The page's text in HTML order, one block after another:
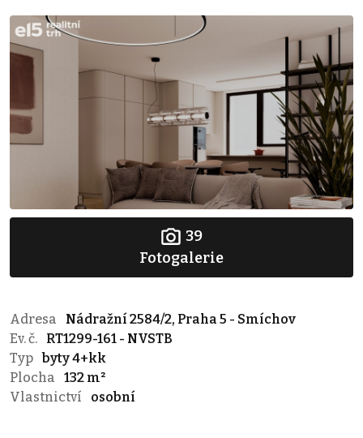
39
Fotogalerie
Adresa
Nádražní 2584/2, Praha 5 - Smíchov
Ev. č.
RT1299-161 - NVSTB
Typ byty 4+kk
Plocha
132 m²
Vlastnictví
osobní